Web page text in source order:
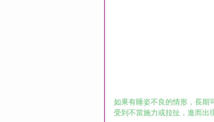
如果有睡姿不良的情形，長期
受到不當施力或拉扯，進而出